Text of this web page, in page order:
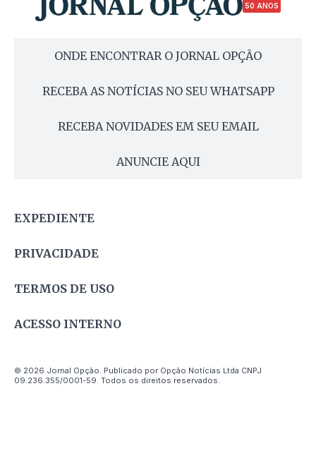
50 ANOS
ONDE ENCONTRAR O JORNAL OPÇÃO
RECEBA AS NOTÍCIAS NO SEU WHATSAPP
RECEBA NOVIDADES EM SEU EMAIL
ANUNCIE AQUI
EXPEDIENTE
PRIVACIDADE
TERMOS DE USO
ACESSO INTERNO
© 2026 Jornal Opção. Publicado por Opção Notícias Ltda CNPJ
09.236.355/0001-59. Todos os direitos reservados.